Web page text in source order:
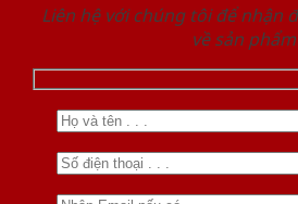
Liên hệ với chúng tôi để nhận
về sản phẩm